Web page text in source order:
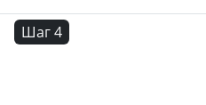
Шаг 4